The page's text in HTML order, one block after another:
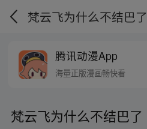
梵云飞为什么不结巴了
腾讯动漫App
海量正版漫画畅快看
梵云飞为什么不结巴了